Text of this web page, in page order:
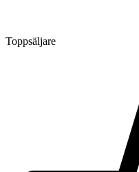
Toppsäljare